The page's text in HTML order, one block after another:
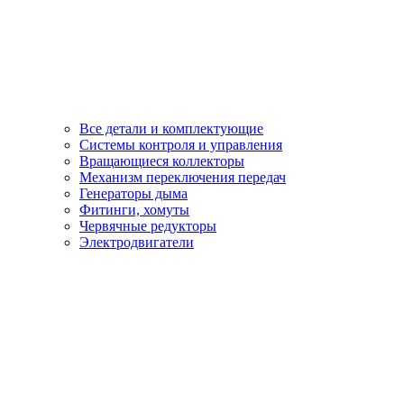
Все детали и комплектующие
Системы контроля и управления
Вращающиеся коллекторы
Механизм переключения передач
Генераторы дыма
Фитинги, хомуты
Червячные редукторы
Электродвигатели